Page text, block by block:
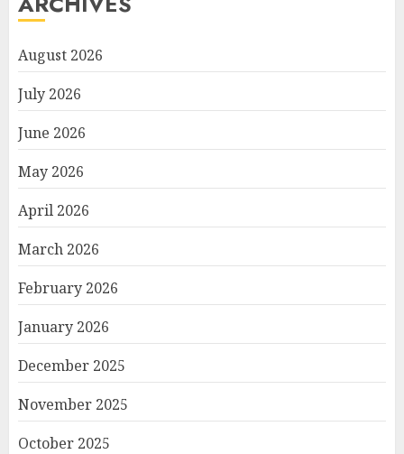
August 2026
July 2026
June 2026
May 2026
April 2026
March 2026
February 2026
January 2026
December 2025
November 2025
October 2025